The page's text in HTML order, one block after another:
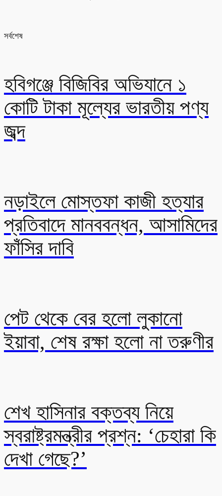
সর্বশেষ
হবিগঞ্জে বিজিবির অভিযানে ১
কোটি টাকা মূল্যের ভারতীয় পণ্য
জব্দ
নড়াইলে মোস্তফা কাজী হত্যার
প্রতিবাদে মানববন্ধন, আসামিদের
ফাঁসির দাবি
পেট থেকে বের হলো লুকানো
ইয়াবা, শেষ রক্ষা হলো না তরুণীর
শেখ হাসিনার বক্তব্য নিয়ে
স্বরাষ্ট্রমন্ত্রীর প্রশ্ন: ‘চেহারা কি
দেখা গেছে?’